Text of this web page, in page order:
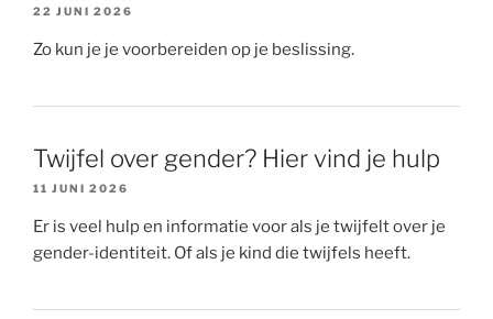
22 JUNI 2026
Zo kun je je voorbereiden op je beslissing.
Twijfel over gender? Hier vind je hulp
11 JUNI 2026
Er is veel hulp en informatie voor als je twijfelt over je
gender-identiteit. Of als je kind die twijfels heeft.